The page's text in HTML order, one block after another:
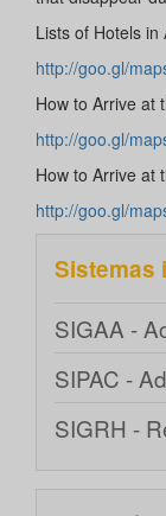
Lists of Hotels in
http://goo.gl/
How to Arrive at
http://goo.gl/
How to Arrive at
http://goo.gl/
Sistemas
SIGAA -
SIPAC -
SIGRH -